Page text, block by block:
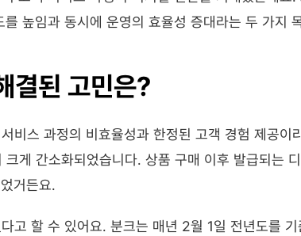
높임과 동시에 운영의 효율성 증대라는 두 가지
결된 고민은?
비스 과정의 비효율성과 한정된 고객 경험 제공이
게 간소화되었습니다. 상품 구매 이후 발급되는
거든요.
고 할 수 있어요. 분크는 매년 2월 1일 전년도를